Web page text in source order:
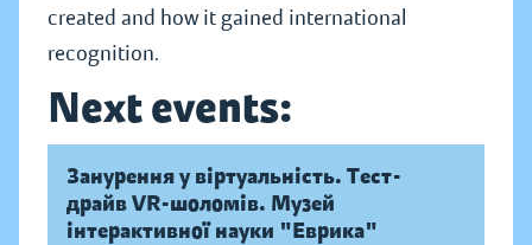
created and how it gained international
recognition.
Next events:
Занурення у віртуальність. Тест-
драйв VR-шоломів. Музей
інтерактивної науки "Еврика"